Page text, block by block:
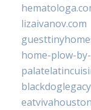
lizaivanov.com
home-plow-